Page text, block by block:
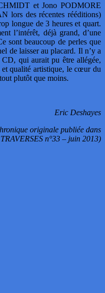
et Jono PODMORE
lors des récentes rééditions)
longue de 3 heures et quart.
l’intérêt, déjà grand, d’une
sont beaucoup de perles que
de laisser au placard. Il n’y a
qui aurait pu être allégée,
qualité artistique, le cœur du
plutôt que moins.
Eric Deshayes
originale publiée dans
TRAVERSES n°33 – juin 2013)